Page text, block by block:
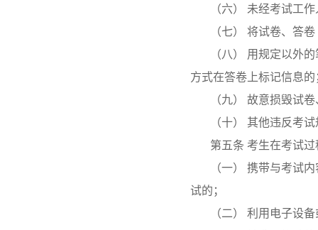
（六） 未经考试工
（七） 将试卷、答
（八） 用规定以外
方式在答卷上标记信息的
（九） 故意损毁试
（十） 其他违反考
第五条 考生在考试
（一） 携带与考试
试的；
（二） 利用电子设